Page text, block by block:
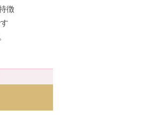
徴